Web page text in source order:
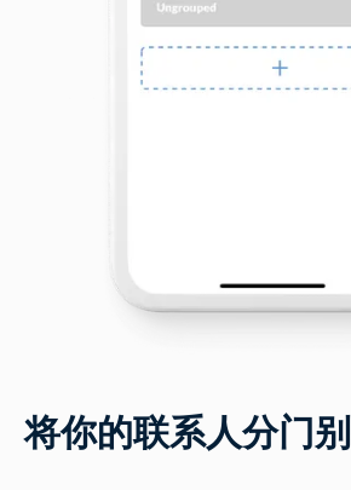
将你的联系人分门